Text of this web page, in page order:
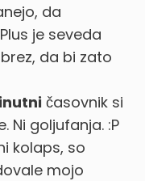
da
je seveda
da bi zato
časovnik si
Ni goljufanja. :P
kolaps, so
mojo